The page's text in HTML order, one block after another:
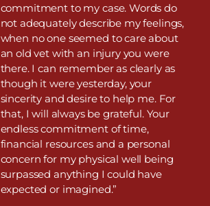
commitment to my case. Words do
not adequately describe my feelings,
when no one seemed to care about
an old vet with an injury you were
there. I can remember as clearly as
though it were yesterday, your
sincerity and desire to help me. For
that, I will always be grateful. Your
endless commitment of time,
financial resources and a personal
concern for my physical well being
surpassed anything I could have
expected or imagined.”